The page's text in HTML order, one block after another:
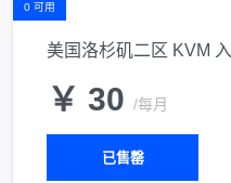
0 可用
美国洛杉矶二区 KVM
￥ 30 /每月
已售罄